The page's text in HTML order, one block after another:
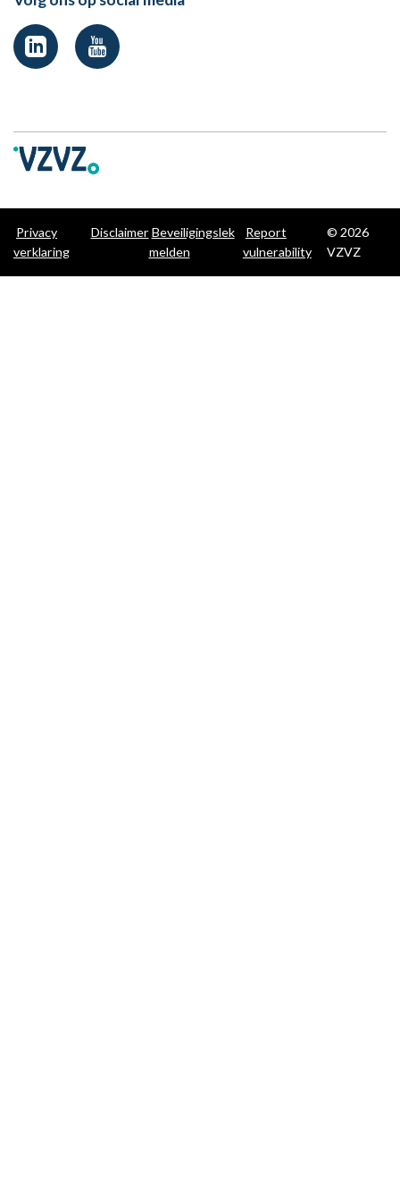
Privacy
verklaring
Disclaimer Beveiligingslek
melden
Report
vulnerability
© 2026
VZVZ